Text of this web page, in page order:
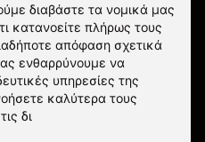
διαβάστε τα νομικά μας
κατανοείτε πλήρως τους
απόφαση σχετικά
ενθαρρύνουμε να
υπηρεσίες της
καλύτερα τους
δι